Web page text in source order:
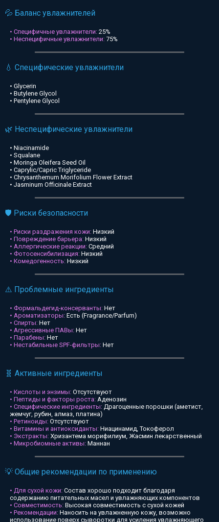
💦 Баланс увлажнителей
• Специфичные увлажнители: 25%
• Неспецифичные увлажнители: 75%
💧 Специфические увлажнители
• Glycerin
• Butylene Glycol
• Pentylene Glycol
🌿 Неспецифические увлажнители
• Niacinamide
• Squalane
• Moringa Oleifera Seed Oil
• Caprylic/Capric Triglyceride
• Chrysanthemum Morifolium Flower Extract
• Jasminum Officinale Extract
🛡️ Риски безопасности
• Риски раздражения кожи: Низкий
• Повреждение барьера: Низкий
• Аллергические реакции: Средний
• Фотосенсибилизация: Низкий
• Комедогенность: Низкий
⚠️ Проблемные ингредиенты
• Формальдегид-консерванты: Нет
• Ароматизаторы: Есть (Fragrance/Parfum)
• Спирты: Нет
• Агрессивные ПАВы: Нет
• Парабены: Нет
• Нестабильные SPF-фильтры: Нет
🧬 Активные ингредиенты
• Кислоты и энзимы: Отсутствуют
• Пептиды и факторы роста: Аденозин
• Специфические ингредиенты: Драгоценные порошки (аметист,
жемчуг, рубин, алмаз, платина)
• Ретиноиды: Отсутствуют
• Витамины и антиоксиданты: Ниацинамид, Токоферол
• Экстракты: Хризантема морифилиум, Жасмин лекарственный
• Микробиомные активы: Маннан
💡 Общие рекомендации по применению
• Для сухой кожи: Состав хорошо подходит благодаря
содержанию питательных масел и увлажняющих компонентов
• Совместимость: Высокая совместимость с сухой кожей
• Рекомендации: Наносить на увлажненную кожу, возможно
использование поверх сыворотки для усиления увлажняющего